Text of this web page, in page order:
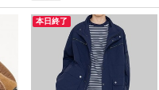
本日終了